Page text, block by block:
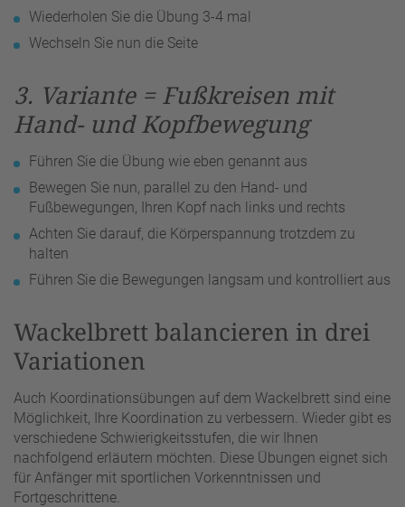
Wiederholen Sie die Übung 3-4 mal
Wechseln Sie nun die Seite
3. Variante = Fußkreisen mit
Hand- und Kopfbewegung
Führen Sie die Übung wie eben genannt aus
Bewegen Sie nun, parallel zu den Hand- und
Fußbewegungen, Ihren Kopf nach links und rechts
Achten Sie darauf, die Körperspannung trotzdem zu
halten
Führen Sie die Bewegungen langsam und kontrolliert aus
Wackelbrett balancieren in drei
Variationen
Auch Koordinationsübungen auf dem Wackelbrett sind eine
Möglichkeit, Ihre Koordination zu verbessern. Wieder gibt es
verschiedene Schwierigkeitsstufen, die wir Ihnen
nachfolgend erläutern möchten. Diese Übungen eignet sich
für Anfänger mit sportlichen Vorkenntnissen und
Fortgeschrittene.